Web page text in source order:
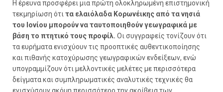
Η έρευνα προσφέρει μια πρώτη ολοκληρωμένη επιστημονική
τεκμηρίωση ότι τα ελαιόλαδα Κορωνέικης από τα νησιά
του Ιονίου μπορούν να ταυτοποιηθούν γεωγραφικά με
βάση το πτητικό τους προφίλ. Οι συγγραφείς τονίζουν ότι
τα ευρήματα ενισχύουν τις προοπτικές αυθεντικοποίησης
και πιθανής κατοχύρωσης γεωγραφικών ενδείξεων, ενώ
υπογραμμίζουν ότι μελλοντικές μελέτες με περισσότερα
δείγματα και συμπληρωματικές αναλυτικές τεχνικές θα
ενισχύσουν ακόμη περισσότερο την ακρίβεια των